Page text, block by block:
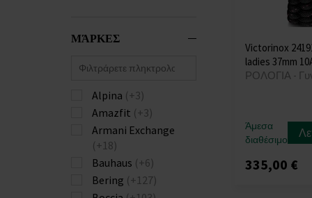
ΜΆΡΚΕΣ
Alpina (+3)
Amazfit (+3)
Armani Exchange
(+18)
Bauhaus (+6)
Bering (+127)
Victorinox
ladies 37mm
ΡΟΛΟΓΙΑ -
Άμεσα
διαθέσιμο
335,00 €